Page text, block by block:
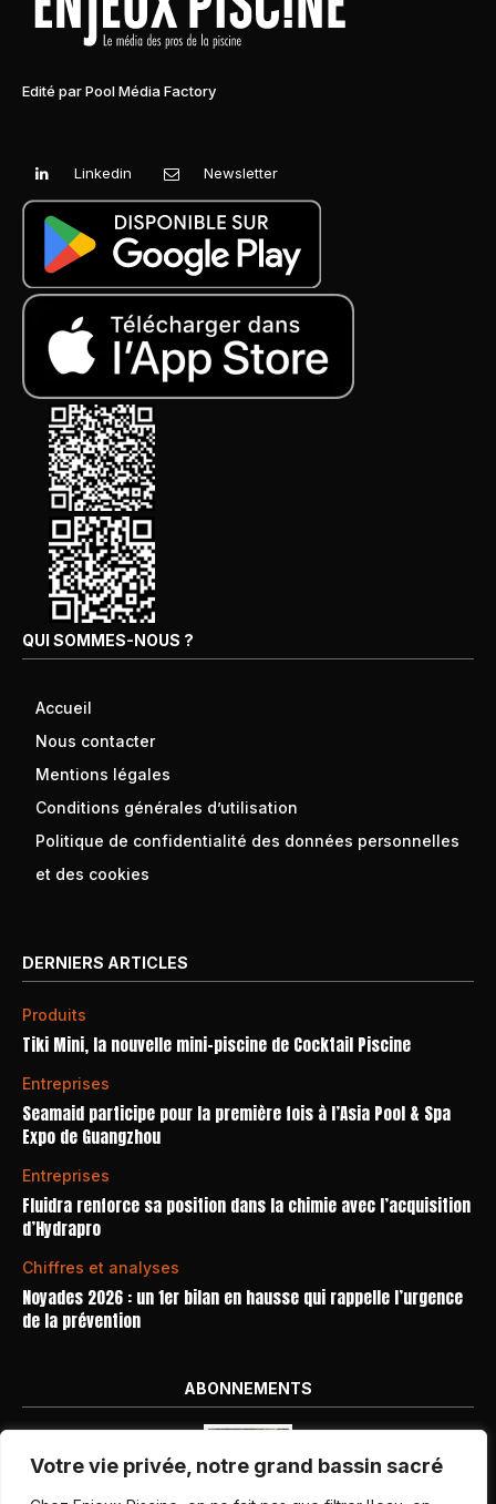
Votre vie privée, notre grand bassin sacré
Edité par Pool Média Factory
Linkedin Newsletter
QUI SOMMES-NOUS ?
Accueil
Nous contacter
Mentions légales
Conditions générales d’utilisation
Politique de confidentialité des données personnelles
et des cookies
DERNIERS ARTICLES
Produits
Tiki Mini, la nouvelle mini-piscine de Cocktail Piscine
Entreprises
Seamaid participe pour la première fois à l’Asia Pool & Spa
Expo de Guangzhou
Entreprises
Fluidra renforce sa position dans la chimie avec l’acquisition
d’Hydrapro
Chiffres et analyses
Noyades 2026 : un 1er bilan en hausse qui rappelle l’urgence
de la prévention
ABONNEMENTS